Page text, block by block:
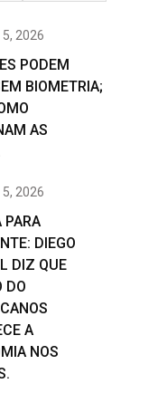
2026
PODEM
BIOMETRIA;
AS
2026
PARA
DIEGO
DIZ QUE
DO
A
NOS